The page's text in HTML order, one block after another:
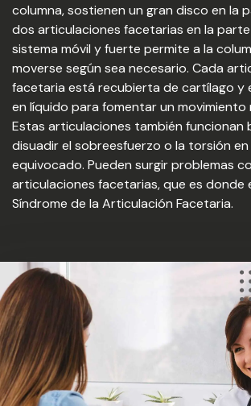
columna, sostienen un gran disco en la
dos articulaciones facetarias en la
sistema móvil y fuerte permite a la
moverse según sea necesario. Cada
facetaria está recubierta de cartílago y
en líquido para fomentar un movimiento
Estas articulaciones también funcionan
disuadir el sobreesfuerzo o la torsión
equivocado. Pueden surgir problemas
articulaciones facetarias, que es donde
Síndrome de la Articulación Facetaria.